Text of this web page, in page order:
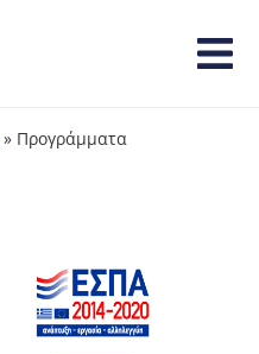
» Προγράμματα